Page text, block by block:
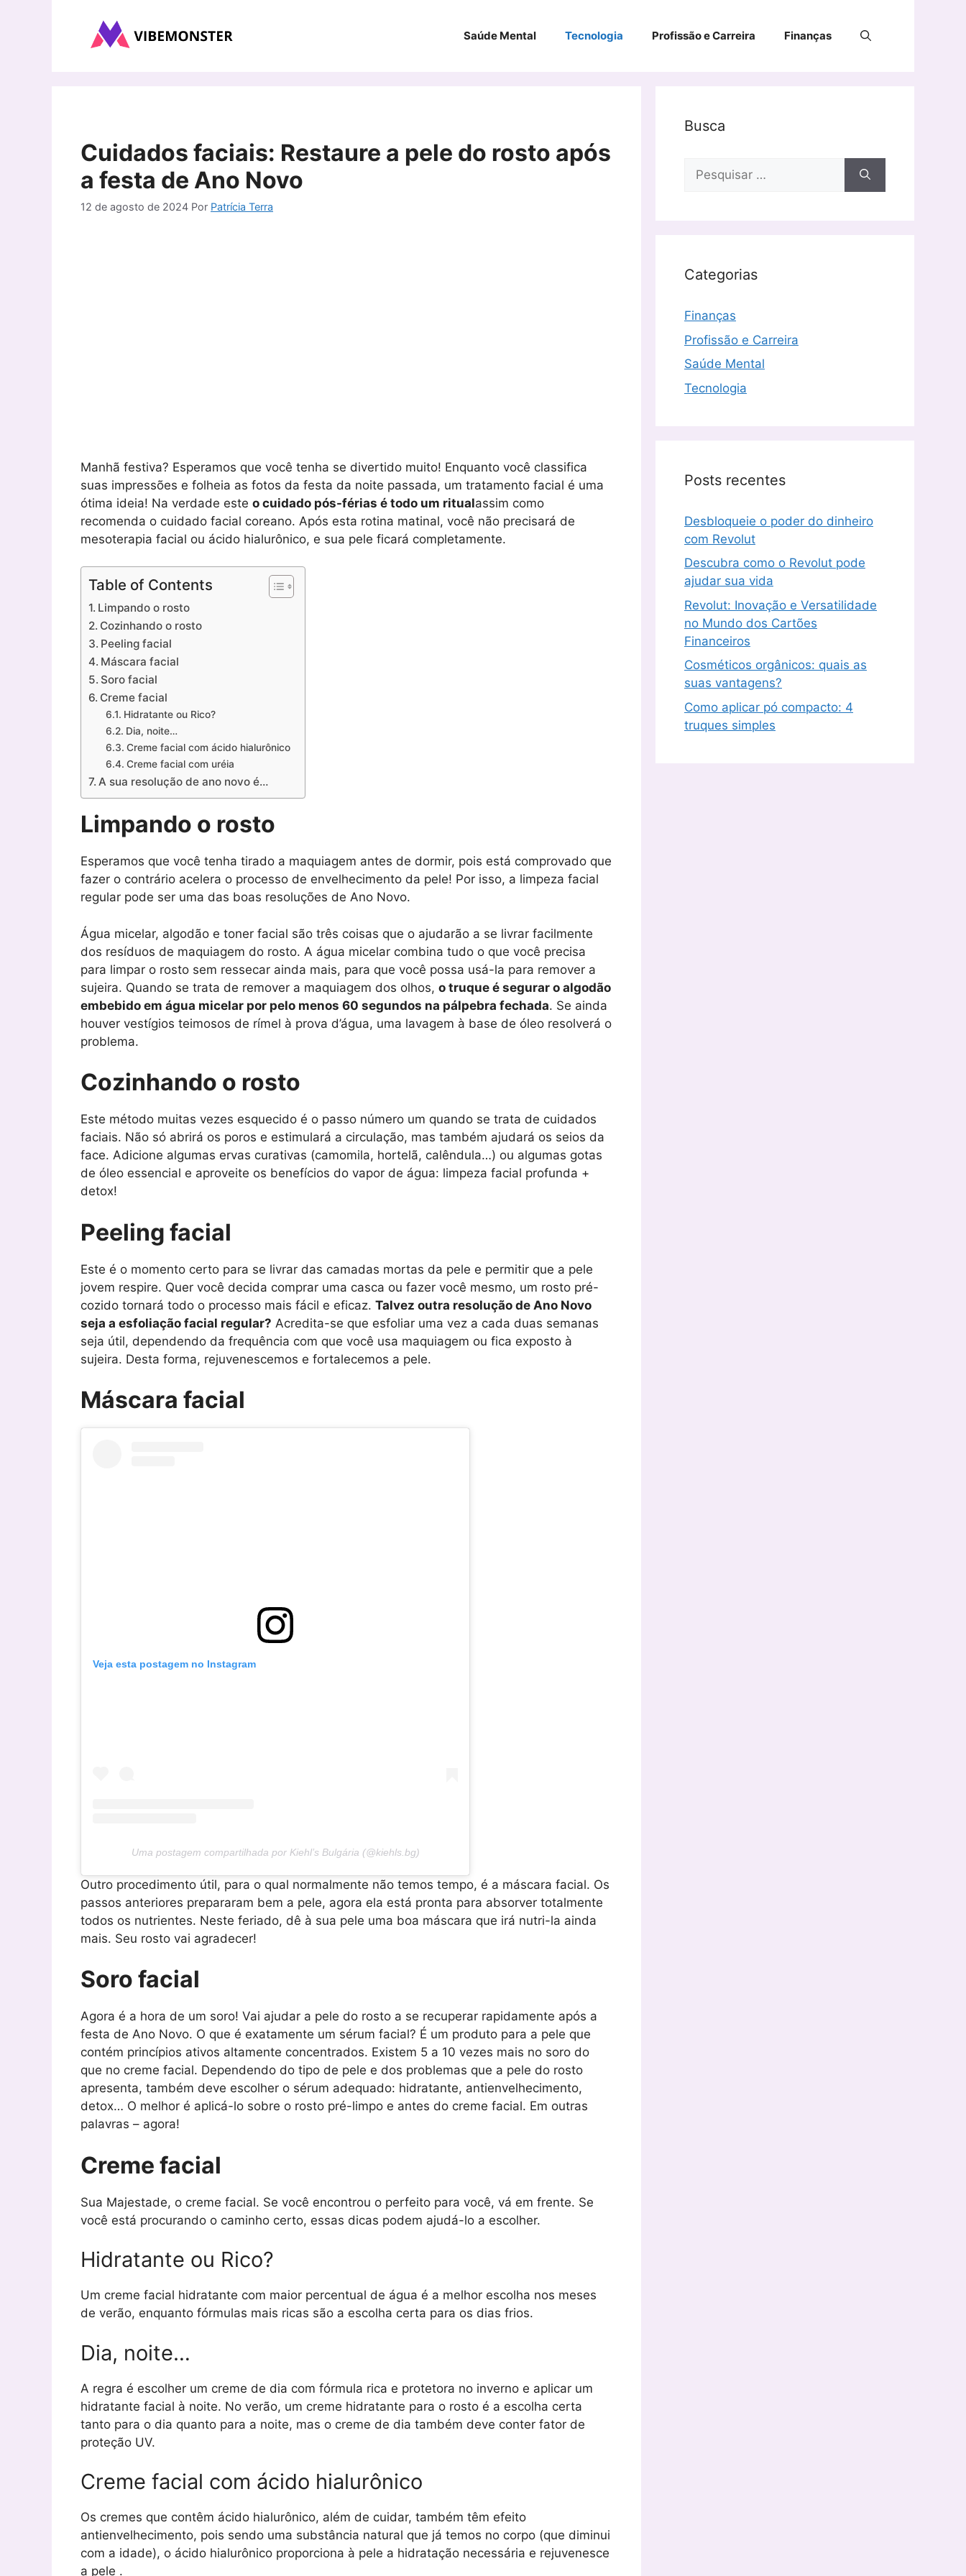
Saúde Mental Tecnologia Profissão e Carreira Finanças
Cuidados faciais: Restaure a pele do rosto após
a festa de Ano Novo
12 de agosto de 2024 Por Patrícia Terra
Manhã festiva? Esperamos que você tenha se divertido muito! Enquanto você classifica
suas impressões e folheia as fotos da festa da noite passada, um tratamento facial é uma
ótima ideia! Na verdade este o cuidado pós-férias é todo um ritualassim como
recomenda o cuidado facial coreano. Após esta rotina matinal, você não precisará de
mesoterapia facial ou ácido hialurônico, e sua pele ficará completamente.
Table of Contents
Limpando o rosto
Cozinhando o rosto
Peeling facial
Máscara facial
Soro facial
Creme facial
Hidratante ou Rico?
Dia, noite…
Creme facial com ácido hialurônico
Creme facial com uréia
A sua resolução de ano novo é…
Limpando o rosto
Esperamos que você tenha tirado a maquiagem antes de dormir, pois está comprovado que
fazer o contrário acelera o processo de envelhecimento da pele! Por isso, a limpeza facial
regular pode ser uma das boas resoluções de Ano Novo.
Água micelar, algodão e toner facial são três coisas que o ajudarão a se livrar facilmente
dos resíduos de maquiagem do rosto. A água micelar combina tudo o que você precisa
para limpar o rosto sem ressecar ainda mais, para que você possa usá-la para remover a
sujeira. Quando se trata de remover a maquiagem dos olhos, o truque é segurar o algodão
embebido em água micelar por pelo menos 60 segundos na pálpebra fechada. Se ainda
houver vestígios teimosos de rímel à prova d’água, uma lavagem à base de óleo resolverá o
problema.
Cozinhando o rosto
Este método muitas vezes esquecido é o passo número um quando se trata de cuidados
faciais. Não só abrirá os poros e estimulará a circulação, mas também ajudará os seios da
face. Adicione algumas ervas curativas (camomila, hortelã, calêndula…) ou algumas gotas
de óleo essencial e aproveite os benefícios do vapor de água: limpeza facial profunda +
detox!
Peeling facial
Este é o momento certo para se livrar das camadas mortas da pele e permitir que a pele
jovem respire. Quer você decida comprar uma casca ou fazer você mesmo, um rosto pré-
cozido tornará todo o processo mais fácil e eficaz. Talvez outra resolução de Ano Novo
seja a esfoliação facial regular? Acredita-se que esfoliar uma vez a cada duas semanas
seja útil, dependendo da frequência com que você usa maquiagem ou fica exposto à
sujeira. Desta forma, rejuvenescemos e fortalecemos a pele.
Máscara facial
Veja esta postagem no Instagram
Uma postagem compartilhada por Kiehl’s Bulgária (@kiehls.bg)
Outro procedimento útil, para o qual normalmente não temos tempo, é a máscara facial. Os
passos anteriores prepararam bem a pele, agora ela está pronta para absorver totalmente
todos os nutrientes. Neste feriado, dê à sua pele uma boa máscara que irá nutri-la ainda
mais. Seu rosto vai agradecer!
Soro facial
Agora é a hora de um soro! Vai ajudar a pele do rosto a se recuperar rapidamente após a
festa de Ano Novo. O que é exatamente um sérum facial? É um produto para a pele que
contém princípios ativos altamente concentrados. Existem 5 a 10 vezes mais no soro do
que no creme facial. Dependendo do tipo de pele e dos problemas que a pele do rosto
apresenta, também deve escolher o sérum adequado: hidratante, antienvelhecimento,
detox… O melhor é aplicá-lo sobre o rosto pré-limpo e antes do creme facial. Em outras
palavras – agora!
Creme facial
Sua Majestade, o creme facial. Se você encontrou o perfeito para você, vá em frente. Se
você está procurando o caminho certo, essas dicas podem ajudá-lo a escolher.
Hidratante ou Rico?
Um creme facial hidratante com maior percentual de água é a melhor escolha nos meses
de verão, enquanto fórmulas mais ricas são a escolha certa para os dias frios.
Dia, noite…
A regra é escolher um creme de dia com fórmula rica e protetora no inverno e aplicar um
hidratante facial à noite. No verão, um creme hidratante para o rosto é a escolha certa
tanto para o dia quanto para a noite, mas o creme de dia também deve conter fator de
proteção UV.
Creme facial com ácido hialurônico
Os cremes que contêm ácido hialurônico, além de cuidar, também têm efeito
antienvelhecimento, pois sendo uma substância natural que já temos no corpo (que diminui
com a idade), o ácido hialurônico proporciona à pele a hidratação necessária e rejuvenesce
a pele .
Busca
Pesquisar
Categorias
Finanças
Profissão e Carreira
Saúde Mental
Tecnologia
Posts recentes
Desbloqueie o poder do dinheiro
com Revolut
Descubra como o Revolut pode
ajudar sua vida
Revolut: Inovação e Versatilidade
no Mundo dos Cartões
Financeiros
Cosméticos orgânicos: quais as
suas vantagens?
Como aplicar pó compacto: 4
truques simples